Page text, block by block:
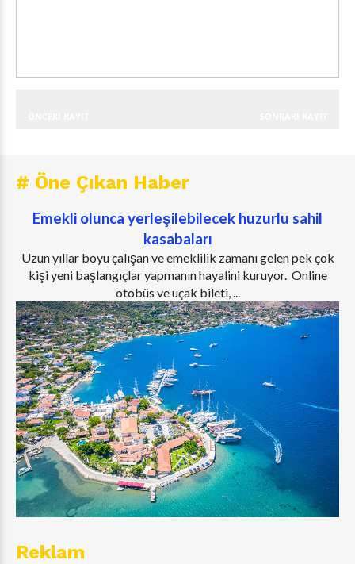
# Öne Çıkan Haber
Emekli olunca yerleşilebilecek huzurlu sahil
kasabaları
Uzun yıllar boyu çalışan ve emeklilik zamanı gelen pek çok
kişi yeni başlangıçlar yapmanın hayalini kuruyor. Online
otobüs ve uçak bileti, ...
Reklam